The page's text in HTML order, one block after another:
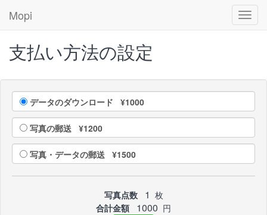
Mopi
支払い方法の設定
データのダウンロード ¥1000
写真の郵送 ¥1200
写真・データの郵送 ¥1500
写真点数 1 枚
合計金額
1000 円